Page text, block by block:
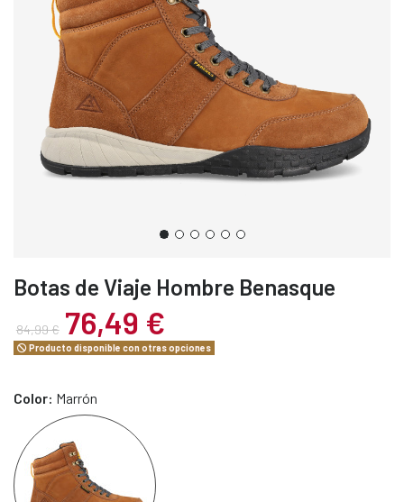
Botas de Viaje Hombre Benasque
84,99 € 76,49 €
Producto disponible con otras opciones
Color: Marrón